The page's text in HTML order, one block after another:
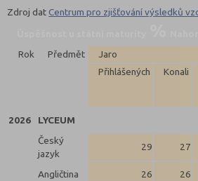
Zdroj datCentrum pro zjišťování výsledků
Rok
Předmět
Jaro
Přihlášených
Konali
2026
LYCEUM
Český
jazyk
29 27
Angličtina 26 26